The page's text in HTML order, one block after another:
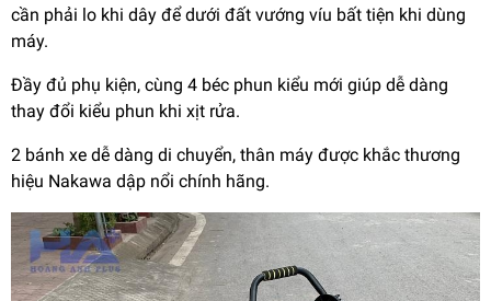
cần phải lo khi dây để dưới đất vướng víu bất tiện khi dùng
máy.
Đầy đủ phụ kiện, cùng 4 béc phun kiểu mới giúp dễ dàng
thay đổi kiểu phun khi xịt rửa.
2 bánh xe dễ dàng di chuyển, thân máy được khắc thương
hiệu Nakawa dập nổi chính hãng.